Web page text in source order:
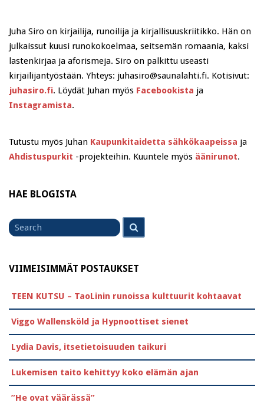
Juha Siro on kirjailija, runoilija ja kirjallisuuskriitikko. Hän on
julkaissut kuusi runokokoelmaa, seitsemän romaania, kaksi
lastenkirjaa ja aforismeja. Siro on palkittu useasti
kirjailijantyöstään. Yhteys: juhasiro@saunalahti.fi. Kotisivut:
juhasiro.fi. Löydät Juhan myös Facebookista ja
Instagramista.
Tutustu myös Juhan Kaupunkitaidetta sähkökaapeissa ja
Ahdistuspurkit -projekteihin. Kuuntele myös äänirunot.
HAE BLOGISTA
for
VIIMEISIMMÄT POSTAUKSET
TEEN KUTSU – TaoLinin runoissa kulttuurit kohtaavat
Viggo Wallensköld ja Hypnoottiset sienet
Lydia Davis, itsetietoisuuden taikuri
Lukemisen taito kehittyy koko elämän ajan
”He ovat väärässä”